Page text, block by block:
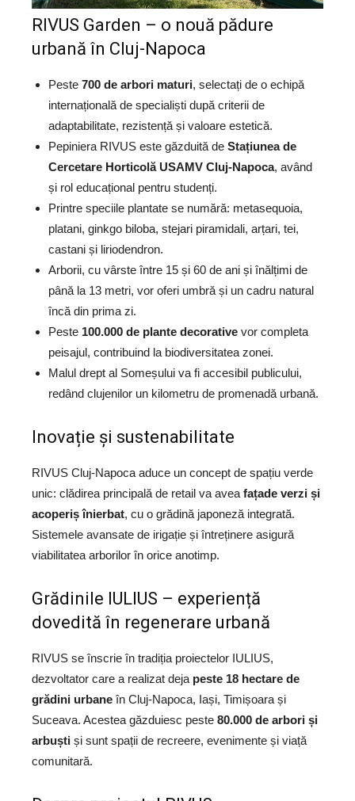
RIVUS Garden – o nouă pădure
urbană în Cluj-Napoca
Peste 700 de arbori maturi, selectați de o echipă
internațională de specialiști după criterii de
adaptabilitate, rezistență și valoare estetică.
Pepiniera RIVUS este găzduită de Stațiunea de
Cercetare Horticolă USAMV Cluj-Napoca, având
și rol educațional pentru studenți.
Printre speciile plantate se numără: metasequoia,
platani, ginkgo biloba, stejari piramidali, arțari, tei,
castani și liriodendron.
Arborii, cu vârste între 15 și 60 de ani și înălțimi de
până la 13 metri, vor oferi umbră și un cadru natural
încă din prima zi.
Peste 100.000 de plante decorative vor completa
peisajul, contribuind la biodiversitatea zonei.
Malul drept al Someșului va fi accesibil publicului,
redând clujenilor un kilometru de promenadă urbană.
Inovație și sustenabilitate
RIVUS Cluj-Napoca aduce un concept de spațiu verde
unic: clădirea principală de retail va avea fațade verzi și
acoperiș înierbat, cu o grădină japoneză integrată.
Sistemele avansate de irigație și întreținere asigură
viabilitatea arborilor în orice anotimp.
Grădinile IULIUS – experiență
dovedită în regenerare urbană
RIVUS se înscrie în tradiția proiectelor IULIUS,
dezvoltator care a realizat deja peste 18 hectare de
grădini urbane în Cluj-Napoca, Iași, Timișoara și
Suceava. Acestea găzduiesc peste 80.000 de arbori și
arbuști și sunt spații de recreere, evenimente și viață
comunitară.